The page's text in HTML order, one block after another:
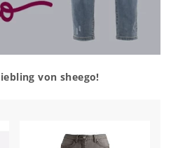
von sheego!